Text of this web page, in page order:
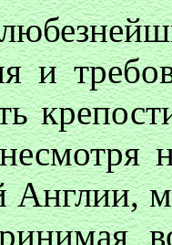
и
Англии,